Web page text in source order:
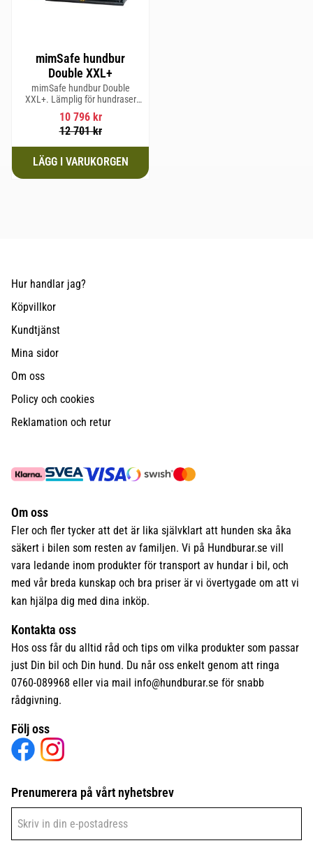
mimSafe hundbur
Double XXL+
mimSafe hundbur Double
XXL+. Lämplig för hundraser
upp till 71 cm i mankhöjd.
10 796kr
12 701kr
Hur handlar jag?
Köpvillkor
Kundtjänst
Mina sidor
Om oss
Policy och cookies
Reklamation och retur
Om oss
Fler och fler tycker att det är lika självklart att hunden ska åka
säkert i bilen som resten av familjen. Vi på Hundburar.se vill
vara ledande inom produkter för transport av hundar i bil, och
med vår breda kunskap och bra priser är vi övertygade om att vi
kan hjälpa dig med dina inköp.
Kontakta oss
Hos oss får du alltid råd och tips om vilka produkter som passar
just Din bil och Din hund. Du når oss enkelt genom att ringa
0760-089968 eller via mail info@hundburar.se för snabb
rådgivning.
Följ oss
Prenumerera på vårt nyhetsbrev